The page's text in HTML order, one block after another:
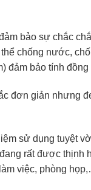
bảo sự chắc
chống nước,
bảo tính
đơn giản nhưng
sử dụng tuyệt
rất được thịnh
việc, phòng